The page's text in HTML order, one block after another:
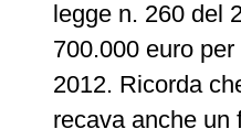
legge n. 260 del
700.000 euro
2012. Ricorda
recava anche un